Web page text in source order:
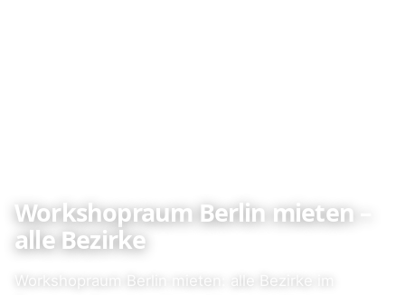
Workshopraum Berlin mieten –
alle Bezirke
Workshopraum Berlin mieten: alle Bezirke im